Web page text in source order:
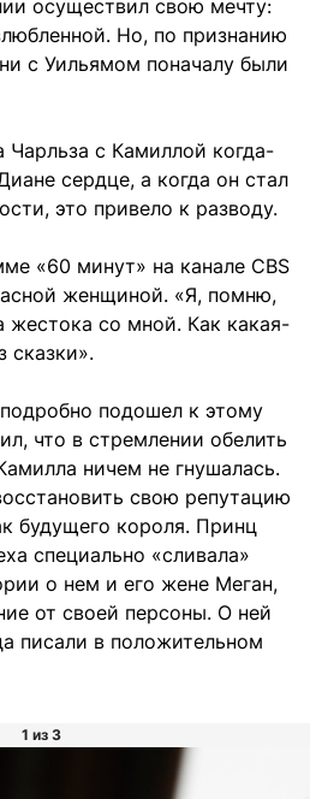
осуществил свою мечту:
Но, по признанию
с Уильямом поначалу были
с Камиллой когда-
сердце, а когда он стал
это привело к разводу.
«60 минут» на канале CBS
женщиной. «Я, помню,
жестока со мной. Как какая-
сказки».
подошел к этому
что в стремлении обелить
ничем не гнушалась.
свою репутацию
будущего короля. Принц
специально «сливала»
о нем и его жене Меган,
от своей персоны. О ней
писали в положительном
1 из 3